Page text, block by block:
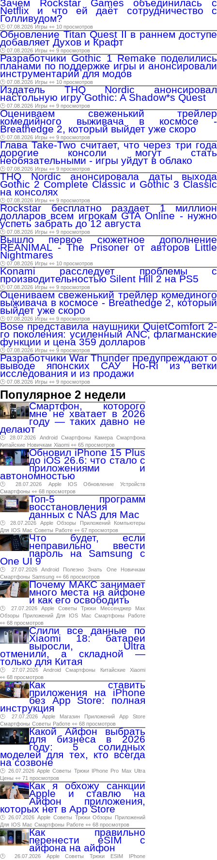
Зачем Rockstar Games объединилась с
Netflix и что ей даёт сотрудничество с
Голливудом?
🕑 07.08.2026 Игры 👀 10 просмотров
Обновление Titan Quest II в раннем доступе
добавляет Духов и Крафт
🕑 07.08.2026 Игры 👀 9 просмотров
Разработчики Gothic 1 Remake поделились
планами по поддержке игры и анонсировали
инструментарий для модов
🕑 07.08.2026 Игры 👀 10 просмотров
Издатель THQ Nordic анонсировал
настольную игру Gothic: A Shadow*s Quest
🕑 07.08.2026 Игры 👀 9 просмотров
Оцениваем свеженький трейлер
комедийного выживача в космосе -
Breathedge 2, который выйдет уже скоро
🕑 07.08.2026 Игры 👀 9 просмотров
Глава Take-Two считает, что через три года
дорогие консоли могут стать
необязательными - игры уйдут в облако
🕑 07.08.2026 Игры 👀 9 просмотров
THQ Nordic анонсировала даты выхода
Gothic 2 Complete Classic и Gothic 3 Classic
на консолях
🕑 07.08.2026 Игры 👀 9 просмотров
Rockstar бесплатно раздает 1 миллион
долларов всем игрокам GTA Online - нужно
успеть забрать до 12 августа
🕑 07.08.2026 Игры 👀 9 просмотров
Вышло первое сюжетное дополнение
REANIMAL - The Prisoner от авторов Little
Nightmares
🕑 07.08.2026 Игры 👀 10 просмотров
Konami расследует проблемы с
производительностью Silent Hill 2 на PS5
🕑 07.08.2026 Игры 👀 9 просмотров
Оцениваем свеженький трейлер комединого
выживача в космосе - Breathedge 2, который
выйдет уже скоро
🕑 07.08.2026 Игры 👀 9 просмотров
Bose представила наушники QuietComfort 2-
го поколения: усиленный ANC, флагманские
функции и цена 359 долларов
🕑 07.08.2026 Игры 👀 9 просмотров
Разработчики War Thunder предупреждают о
выводе японских САУ Ho-Ri из ветки
исследования и из продажи
🕑 07.08.2026 Игры 👀 9 просмотров
Популярное 2 недели
Смартфон, которого
мне не хватает в 2026
году — таких давно не
делают
🕑 28.07.2026 Android Смартфоны Камера Смартфона
Китайские Новичкам Xiaomi 👀 65 просмотров
Обновил iPhone 15 Plus
до iOS 26.6: что стало с
приложениями и
автономностью
🕑 28.07.2026 Apple IOS Обновление
Устройств
Смартфоны 👀 68 просмотров
Топ-5 программ
восстановления
данных с NAS для Mac
🕑 28.07.2026 Apple Обзоры Приложений
Компьютеры
Для IOS Mac Советы Работе 👀 67 просмотров
Что будет, если
неправильно ввести
пароль на Samsung с
One UI 9
🕑 27.07.2026 Android Полезно Знать One
Новичкам
Смартфоны Samsung 👀 66 просмотров
Почему МАКС занимает
много места на айфоне
и как его освободить
🕑 27.07.2026 Apple Советы Трюки Мессенджер
Max
Обзоры
Приложений Для IOS Mac Смартфоны
Работе
👀 68 просмотров
Слили все данные по
Xiaomi 18: батареи
выросли, Ultra
отменили, а складной —
только для Китая
🕑 27.07.2026 Android Смартфоны Китайские
Xiaomi
👀 68 просмотров
Как ставить
приложения на iPhone
без App Store: полная
инструкция
🕑 27.07.2026 Apple Магазин Приложений App
Store
Смартфоны Советы Работе 👀 68 просмотров
Какой Айфон выбрать
для бизнеса в 2026
году: 5 солидных
моделей для тех, кто всегда
на созвоне
🕑 26.07.2026 Apple Советы Трюки IPhone Pro Max
Ultra
Цены 👀 71 просмотров
Как я обхожу санкции
Apple и ставлю на
Айфон приложения,
которых нет в App Store
🕑 26.07.2026 Apple Советы Трюки Обзоры
Приложений
Для IOS Mac Смартфоны Работе 👀 68 просмотров
Как правильно
перенести eSIM с
айфона на айфон
🕑 26.07.2026 Apple Советы Трюки ESIM
IPhone